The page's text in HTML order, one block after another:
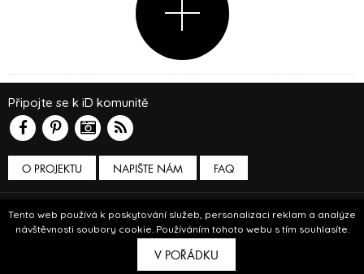
Tento web používá k poskytování služeb, personalizaci reklam a analýze
návštěvnosti soubory cookie. Používáním tohoto webu s tím souhlasíte.
V POŘÁDKU
O PROJEKTU NAPIŠTE NÁM
Připojte se k iD komunitě
FAQ
Podmínky používání
© Insidecor 2013-2019.
Breezy